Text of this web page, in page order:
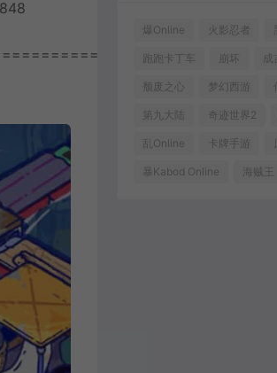
爆Online 火影忍者
跑跑卡丁车 崩坏 成
颓废之心 梦幻西游
第九大陆 奇迹世界2
乱Online 卡牌手游
暴Kabod Online 海贼王